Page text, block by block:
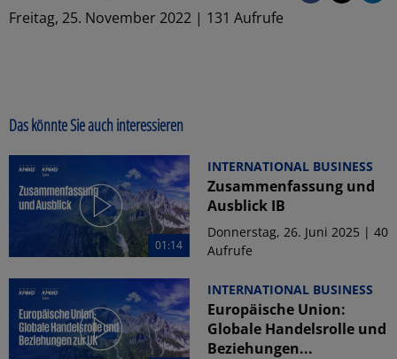
Freitag, 25. November 2022 | 131 Aufrufe
Das könnte Sie auch interessieren
01:14
INTERNATIONAL BUSINESS
Zusammenfassung und
Ausblick IB
Donnerstag, 26. Juni 2025 | 40
Aufrufe
INTERNATIONAL BUSINESS
Europäische Union:
Globale Handelsrolle und
Beziehungen...